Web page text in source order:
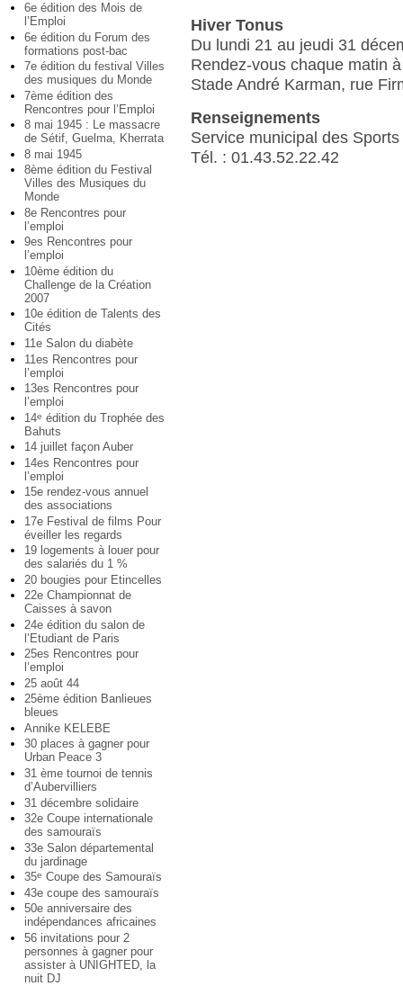
6e édition des Mois de
l’Emploi
6e édition du Forum des
formations post-bac
7e édition du festival Villes
des musiques du Monde
7ème édition des
Rencontres pour l’Emploi
8 mai 1945 : Le massacre
de Sétif, Guelma, Kherrata
8 mai 1945
8ème édition du Festival
Villes des Musiques du
Monde
8e Rencontres pour
l’emploi
9es Rencontres pour
l’emploi
10ème édition du
Challenge de la Création
2007
10e édition de Talents des
Cités
11e Salon du diabète
11es Rencontres pour
l’emploi
13es Rencontres pour
l’emploi
14e édition du Trophée des
Bahuts
14 juillet façon Auber
14es Rencontres pour
l’emploi
15e rendez-vous annuel
des associations
17e Festival de films Pour
éveiller les regards
19 logements à louer pour
des salariés du 1 %
20 bougies pour Etincelles
22e Championnat de
Caisses à savon
24e édition du salon de
l’Etudiant de Paris
25es Rencontres pour
l’emploi
25 août 44
25ème édition Banlieues
bleues
Annike KELEBE
30 places à gagner pour
Urban Peace 3
31 ème tournoi de tennis
d’Aubervilliers
31 décembre solidaire
32e Coupe internationale
des samouraïs
33e Salon départemental
du jardinage
35e Coupe des Samouraïs
43e coupe des samouraïs
50e anniversaire des
indépendances africaines
56 invitations pour 2
personnes à gagner pour
assister à UNIGHTED, la
nuit DJ
Hiver Tonus
Du lundi 21 au jeudi 31
Rendez-vous chaque matin
Stade André Karman, rue
Renseignements
Service municipal des Sports
Tél. : 01.43.52.22.42